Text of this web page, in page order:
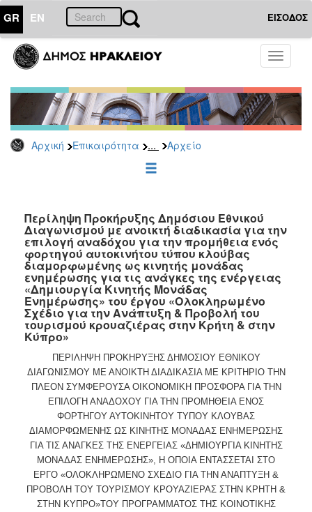
GR EN ΕΙΣΟΔΟΣ
Toggle
Αρχική Επικαιρότητα ... Αρχείο
ΕΠΙΚΑΙΡΟΤΗΤΑ
-
Δημοπρασίες
Αρχείο
2026
2022
2021
2020
2019
2018
2017
2016
2015
2013
ΔΗΜΟΤΗΣ
ΕΠΙΣΚΕΠΤΗΣ
Περίληψη Προκήρυξης Δημόσιου Εθνικού
Διαγωνισμού με ανοικτή διαδικασία για την
επιλογή αναδόχου για την προμήθεια ενός
φορτηγού αυτοκινήτου τύπου κλούβας
διαμορφωμένης ως κινητής μονάδας
ενημέρωσης για τις ανάγκες της ενέργειας
«Δημιουργία Κινητής Μονάδας
Ενημέρωσης» του έργου «Ολοκληρωμένο
Σχέδιο για την Ανάπτυξη & Προβολή του
τουρισμού κρουαζιέρας στην Κρήτη & στην
Κύπρο»
ΠΕΡΙΛΗΨΗ ΠΡΟΚΗΡΥΞΗΣ ΔΗΜΟΣΙΟΥ ΕΘΝΙΚΟΥ
ΔΙΑΓΩΝΙΣΜΟΥ ΜΕ ΑΝΟΙΚΤΗ ΔΙΑΔΙΚΑΣΙΑ ΜΕ ΚΡΙΤΗΡΙΟ ΤΗΝ
ΠΛΕΟΝ ΣΥΜΦΕΡΟΥΣΑ ΟΙΚΟΝΟΜΙΚΗ ΠΡΟΣΦΟΡΑ ΓΙΑ ΤΗΝ
ΕΠΙΛΟΓΗ ΑΝΑΔΟΧΟΥ ΓΙΑ ΤΗΝ ΠΡΟΜΗΘΕΙΑ ΕΝΟΣ
ΦΟΡΤΗΓΟΥ ΑΥΤΟΚΙΝΗΤΟΥ ΤΥΠΟΥ ΚΛΟΥΒΑΣ
ΔΙΑΜΟΡΦΩΜΕΝΗΣ ΩΣ ΚΙΝΗΤΗΣ ΜΟΝΑΔΑΣ ΕΝΗΜΕΡΩΣΗΣ
ΓΙΑ ΤΙΣ ΑΝΑΓΚΕΣ ΤΗΣ ΕΝΕΡΓΕΙΑΣ «ΔΗΜΙΟΥΡΓΙΑ ΚΙΝΗΤΗΣ
ΜΟΝΑΔΑΣ ΕΝΗΜΕΡΩΣΗΣ», Η ΟΠΟΙΑ ΕΝΤΑΣΣΕΤΑΙ ΣΤΟ
ΕΡΓΟ «ΟΛΟΚΛΗΡΩΜΕΝΟ ΣΧΕΔΙΟ ΓΙΑ ΤΗΝ ΑΝΑΠΤΥΞΗ &
ΠΡΟΒΟΛΗ ΤΟΥ ΤΟΥΡΙΣΜΟΥ ΚΡΟΥΑΖΙΕΡΑΣ ΣΤΗΝ ΚΡΗΤΗ &
ΣΤΗΝ ΚΥΠΡΟ»ΤΟΥ ΠΡΟΓΡΑΜΜΑΤΟΣ ΤΗΣ ΚΟΙΝΟΤΙΚΗΣ